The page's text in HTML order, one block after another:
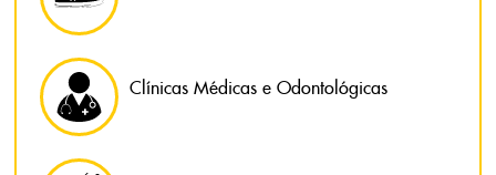
Clínicas Médicas e Odontológicas